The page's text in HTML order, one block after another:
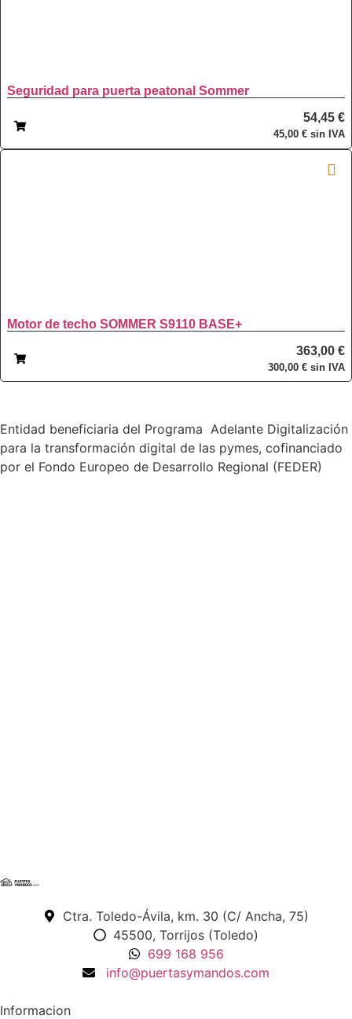
Seguridad para puerta peatonal Sommer
54,45 €
45,00 € sin IVA
Motor de techo SOMMER S9110 BASE+
363,00 €
300,00 € sin IVA
Entidad beneficiaria del Programa Adelante Digitalización
para la transformación digital de las pymes, cofinanciado
por el Fondo Europeo de Desarrollo Regional (FEDER)
Ctra. Toledo-Ávila, km. 30 (C/ Ancha, 75)
45500, Torrijos (Toledo)
699 168 956
info@puertasymandos.com
Informacion